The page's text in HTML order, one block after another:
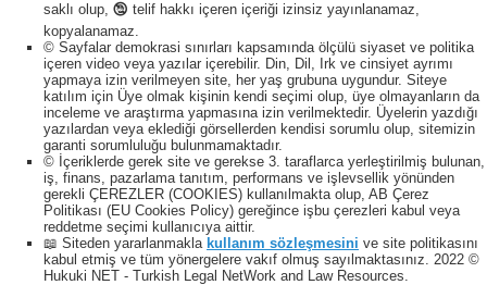
saklı olup, 🕲 telif hakkı içeren içeriği izinsiz yayınlanamaz,
kopyalanamaz.
© Sayfalar demokrasi sınırları kapsamında ölçülü siyaset ve politika
içeren video veya yazılar içerebilir. Din, Dil, Irk ve cinsiyet ayrımı
yapmaya izin verilmeyen site, her yaş grubuna uygundur. Siteye
katılım için Üye olmak kişinin kendi seçimi olup, üye olmayanların da
inceleme ve araştırma yapmasına izin verilmektedir. Üyelerin yazdığı
yazılardan veya eklediği görsellerden kendisi sorumlu olup, sitemizin
garanti sorumluluğu bulunmamaktadır.
© İçeriklerde gerek site ve gerekse 3. taraflarca yerleştirilmiş bulunan,
iş, finans, pazarlama tanıtım, performans ve işlevsellik yönünden
gerekli ÇEREZLER (COOKIES) kullanılmakta olup, AB Çerez
Politikası (EU Cookies Policy) gereğince işbu çerezleri kabul veya
reddetme seçimi kullanıcıya aittir.
📖 Siteden yararlanmakla kullanım sözleşmesini ve site politikasını
kabul etmiş ve tüm yönergelere vakıf olmuş sayılmaktasınız. 2022 ©
Hukuki NET - Turkish Legal NetWork and Law Resources.